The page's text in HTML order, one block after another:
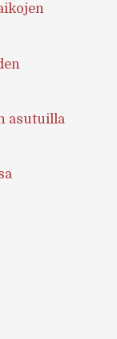
asutuilla